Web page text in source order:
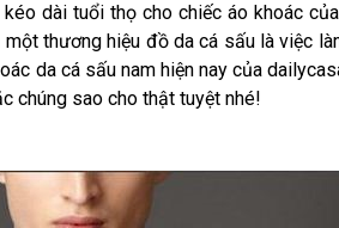
dài tuổi thọ cho chiếc áo khoác
thương hiệu đồ da cá sấu là việc
da cá sấu nam hiện nay của
chúng sao cho thật tuyệt nhé!